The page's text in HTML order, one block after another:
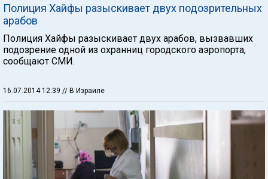
Полиция Хайфы разыскивает двух подозрительных
арабов
Полиция Хайфы разыскивает двух арабов, вызвавших
подозрение одной из охранниц городского аэропорта,
сообщают СМИ.
16.07.2014 12:39 // В Израиле